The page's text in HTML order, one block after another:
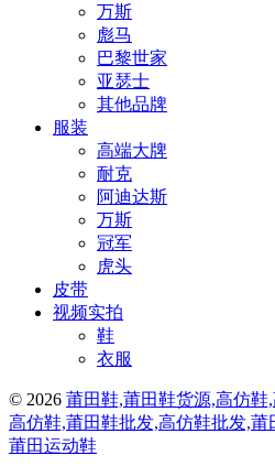
万斯
彪马
巴黎世家
亚瑟士
其他品牌
服装
高端大牌
耐克
阿迪达斯
万斯
冠军
虎头
皮带
视频实拍
鞋
衣服
© 2026 莆田鞋,莆田鞋货源,高仿鞋
高仿鞋,莆田鞋批发,高仿鞋批发,
莆田运动鞋